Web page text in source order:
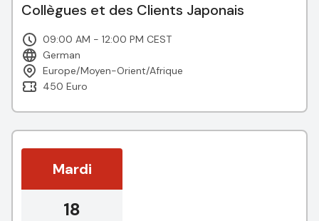
Collègues et des Clients Japonais
09:00 AM - 12:00 PM CEST
German
Europe/Moyen-Orient/Afrique
450 Euro
Mardi
18